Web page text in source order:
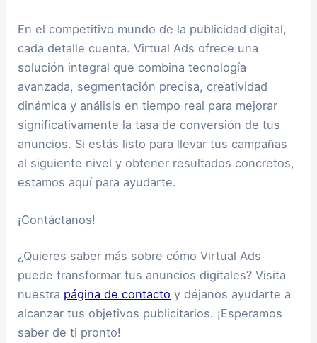
En el competitivo mundo de la publicidad digital,
cada detalle cuenta. Virtual Ads ofrece una
solución integral que combina tecnología
avanzada, segmentación precisa, creatividad
dinámica y análisis en tiempo real para mejorar
significativamente la tasa de conversión de tus
anuncios. Si estás listo para llevar tus campañas
al siguiente nivel y obtener resultados concretos,
estamos aquí para ayudarte.
¡Contáctanos!
¿Quieres saber más sobre cómo Virtual Ads
puede transformar tus anuncios digitales? Visita
nuestra página de contacto y déjanos ayudarte a
alcanzar tus objetivos publicitarios. ¡Esperamos
saber de ti pronto!